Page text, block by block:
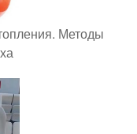
Методы